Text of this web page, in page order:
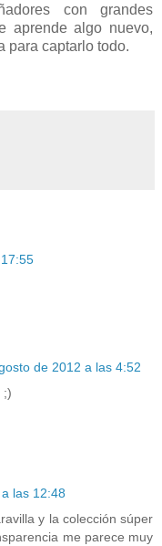
con grandes
aprende algo nuevo,
para captarlo todo.
de 2012 a las 4:52
;)
las 12:48
y la colección súper
me parece muy